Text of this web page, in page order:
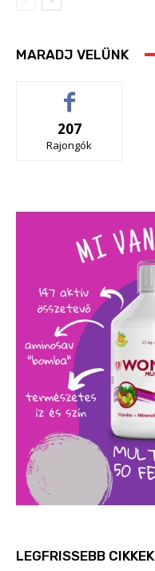
MARADJ VELÜNK
207
Rajongók
LEGFRISSEBB CIKKEK